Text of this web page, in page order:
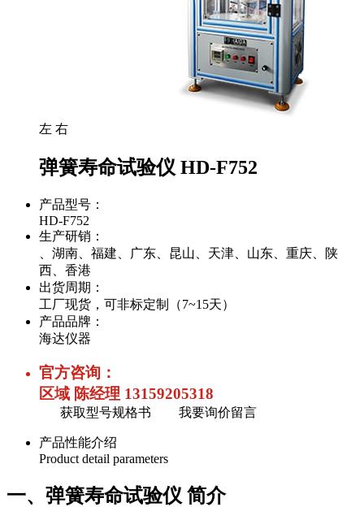
左 右
弹簧寿命试验仪 HD-F752
产品型号：
HD-F752
生产研销：
、湖南、福建、广东、昆山、天津、山东、重庆、陕
西、香港
出货周期：
工厂现货，可非标定制（7~15天）
产品品牌：
海达仪器
官方咨询：
区域 陈经理 13159205318
获取型号规格书 我要询价留言
产品性能介绍
Product detail parameters
一、弹簧寿命试验仪 简介